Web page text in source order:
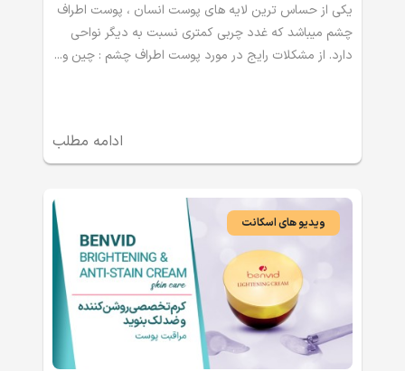
یکی از حساس ترین لایه های پوست انسان ، پوست اطراف
چشم میباشد که غدد چربی کمتری نسبت به دیگر نواحی
دارد. از مشکلات رایج در مورد پوست اطراف چشم : چین و...
ادامه مطلب
ویدیو های اسکانت